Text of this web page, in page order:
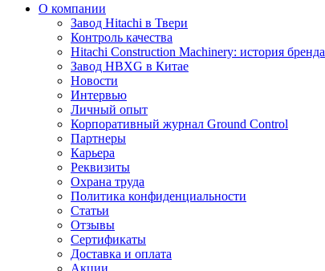
О компании
Завод Hitachi в Твери
Контроль качества
Hitachi Construction Machinery: история бренда
Завод HBXG в Китае
Новости
Интервью
Личный опыт
Корпоративный журнал Ground Control
Партнеры
Карьера
Реквизиты
Охрана труда
Политика конфиденциальности
Статьи
Отзывы
Сертификаты
Доставка и оплата
Акции